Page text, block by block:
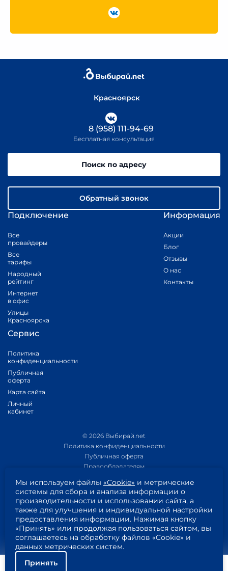
Красноярск
Подключение
Все
провайдеры
Все
тарифы
Народный
рейтинг
Интернет
в офис
Улицы
Красноярска
Информация
Акции
Блог
Отзывы
О нас
Контакты
Сервис
Политика
конфиденциальности
Публичная
оферта
Карта сайта
Личный
кабинет
8 (958) 111-94-69
Бесплатная консультация
Поиск по адресу
Обратный звонок
© 2026 Выбирай.net
Политика конфиденциальности
Публичная оферта
Правообладателям
Приложение 1
Приложение 2
Согласие на обработку персональных данных
Пользовательское соглашение
Мы используем файлы «Cookie» и метрические
системы для сбора и анализа информации о
производительности и использовании сайта, а
также для улучшения и индивидуальной настройки
предоставления информации. Нажимая кнопку
«Принять» или продолжая пользоваться сайтом, вы
соглашаетесь на обработку файлов «Cookie» и
данных метрических систем.
Принять